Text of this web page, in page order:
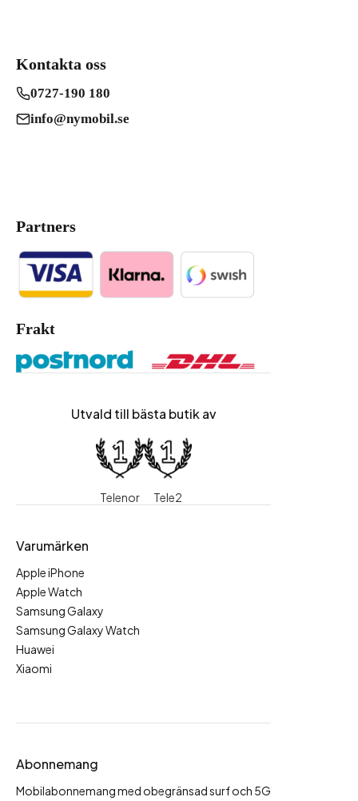
Kontakta oss
0727-190 180
info@nymobil.se
Partners
Frakt
Utvald till bästa butik av
Telenor Tele2
Varumärken
Apple iPhone
Apple Watch
Samsung Galaxy
Samsung Galaxy Watch
Huawei
Xiaomi
Abonnemang
Mobilabonnemang med obegränsad surf och 5G